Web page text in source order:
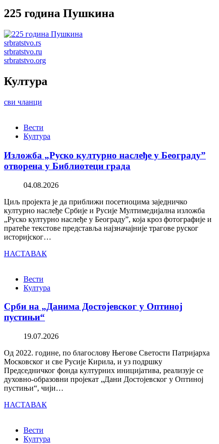
225 година Пушкина
srbratstvo.rs
srbratstvo.ru
srbratstvo.org
Култура
сви чланци
Вести
Култура
Изложба „Руско културно наслеђе у Београду”
отворена у Библиотеци града
04.08.2026
Циљ пројекта је да приближи посетиоцима заједничко
културно наслеђе Србије и Русије Мултимедијална изложба
„Руско културно наслеђе у Београду”, која кроз фотографије и
пратеће текстове представља најзначајније трагове руског
историјског…
НАСТАВАК
Вести
Култура
Срби на „Данима Достојевског у Оптиној
пустињи“
19.07.2026
Од 2022. године, по благослову Његове Светости Патријарха
Московског и све Русије Кирила, и уз подршку
Председничког фонда културних иницијатива, реализује се
духовно-образовни пројекат „Дани Достојевског у Оптиној
пустињи“, чији…
НАСТАВАК
Вести
Култура